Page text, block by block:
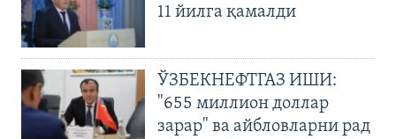
11 йилга қамалди
ЎЗБЕКНЕФТГАЗ ИШИ:
"655 миллион доллар
зарар" ва айбловларни рад